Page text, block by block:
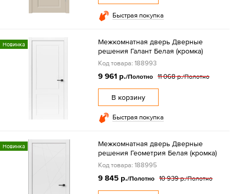
Быстрая покупка
Новинка
Межкомнатная дверь Дверные
решения Галант Белая (кромка)
Код товара: 188993
9 961 р./Полотно 11 068 р./Полотно
В корзину
Быстрая покупка
Новинка
Межкомнатная дверь Дверные
решения Геометрия Белая (кромка)
Код товара: 188995
9 845 р./Полотно 10 939 р./Полотно